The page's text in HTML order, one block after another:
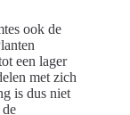
ook de
een lager
met zich
is dus niet